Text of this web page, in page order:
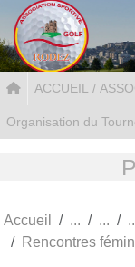
ACCUEIL /
Organisation du
Accueil
Rencontres
Panneau de gestion